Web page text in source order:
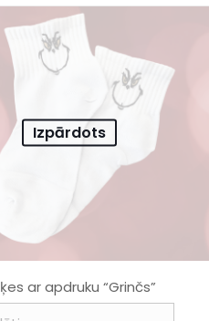
Izpārdots
ar apdruku “Grinčs”